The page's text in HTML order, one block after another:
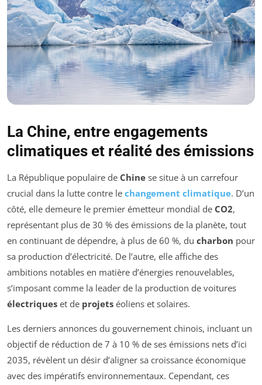
La Chine, entre engagements
climatiques et réalité des émissions
La République populaire de Chine se situe à un carrefour
crucial dans la lutte contre le changement climatique. D’un
côté, elle demeure le premier émetteur mondial de CO2,
représentant plus de 30 % des émissions de la planète, tout
en continuant de dépendre, à plus de 60 %, du charbon pour
sa production d’électricité. De l’autre, elle affiche des
ambitions notables en matière d’énergies renouvelables,
s’imposant comme la leader de la production de voitures
électriques et de projets éoliens et solaires.
Les derniers annonces du gouvernement chinois, incluant un
objectif de réduction de 7 à 10 % de ses émissions nets d’ici
2035, révèlent un désir d’aligner sa croissance économique
avec des impératifs environnementaux. Cependant, ces